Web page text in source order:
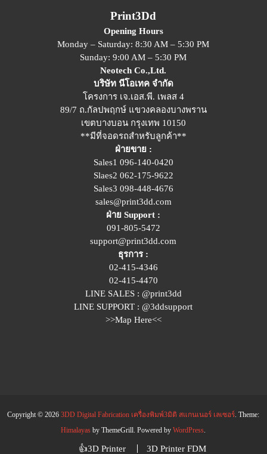
Print3Dd
Opening Hours
Monday – Saturday: 8:30 AM – 5:30 PM
Sunday: 9:00 AM – 5:30 PM
Neotech Co.,Ltd.
บริษัท นีโอเทค จำกัด
โครงการ เจ.เอส.พี. เพลส 4
89/7 ถ.กัลปพฤกษ์ แขวงคลองบางพราน
เขตบางบอน กรุงเทพ 10150
**มีที่จอดรถสำหรับลูกค้า**
ฝ่ายขาย :
Sales1 096-140-0420
Slaes2 062-175-9622
Sales3 098-448-4676
sales@print3dd.com
ฝ่าย Support :
091-805-5472
support@print3dd.com
ธุรการ :
02-415-4346
02-415-4470
LINE SALES : @print3dd
LINE SUPPORT :@3ddsupport
>>Map Here<<
Copyright © 20263DD Digital Fabrication เครื่องพิมพ์3มิติ สแกนเนอร์ เลเซอร์ . Theme:
Himalayas by ThemeGrill. Powered byWordPress
👍3D Printer
3D Printer FDM